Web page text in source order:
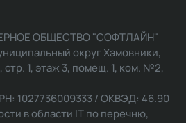
ОБЩЕСТВО "СОФТЛАЙН"
округ Хамовники,
стр. 1, этаж 3, помещ. 1, ком. №2,
1027736009333 / ОКВЭД: 46.90
в области IT по перечню,